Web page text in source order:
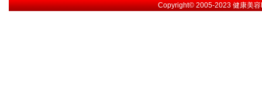
Copyright© 2005-2023健康美